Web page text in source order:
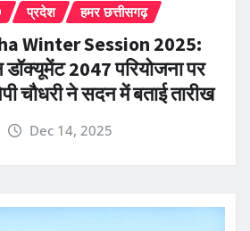
प्रदेश हमर छत्तीसगढ़
Winter Session 2025:
2047 परियोजना पर
चौधरी ने सदन में बताई तारीख
Dec 14, 2025